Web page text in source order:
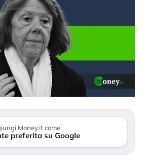
Money.it come
preferita su Google